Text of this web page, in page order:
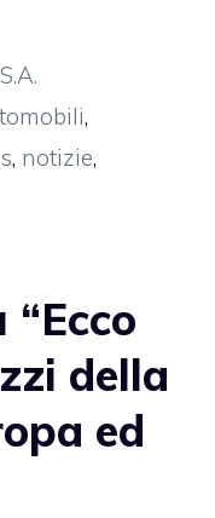
,
, notizie,
della
ed